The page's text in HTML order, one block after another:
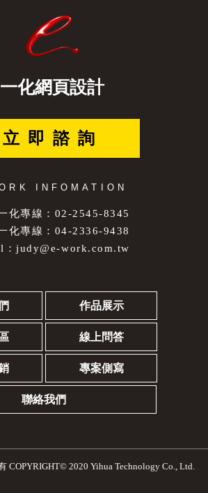
一化網頁設計
立即諮詢
INFOMATION
化專線：02-2545-8345
化專線：04-2336-9438
：judy@e-work.com.tw
作品展示
線上問答
專案側寫
聯絡我們
COPYRIGHT© 2020 Yihua Technology Co., Ltd.